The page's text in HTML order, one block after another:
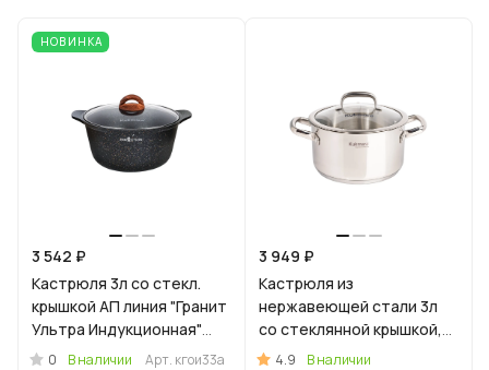
НОВИНКА
3 542 ₽
Кастрюля 3л со стекл.
крышкой АП линия "Гранит
Ультра Индукционная"
(оригинальный)
0 В наличии Арт. кгои33а
3 949 ₽
Кастрюля из
нержавеющей стали 3л
со стеклянной крышкой,
линия "Леон"
4.9
В наличии